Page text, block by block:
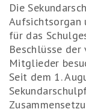
Die
Aufsichtsorgan
für das
Beschlüsse
Mitglieder
Seit dem 1.